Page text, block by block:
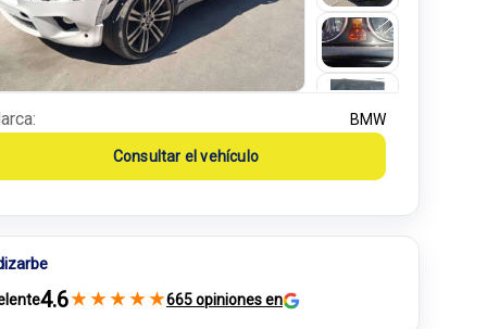
BMW
Consultar el vehículo
4.6★ ★ ★ ★ ★665 opiniones en